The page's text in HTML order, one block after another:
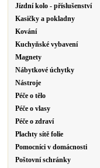
Jízdní kolo - příslušenství
Kasičky a pokladny
Kování
Kuchyňské vybavení
Magnety
Nábytkové úchytky
Nástroje
Péče o tělo
Péče o vlasy
Péče o zdraví
Plachty sítě folie
Pomocníci v domácnosti
Poštovní schránky